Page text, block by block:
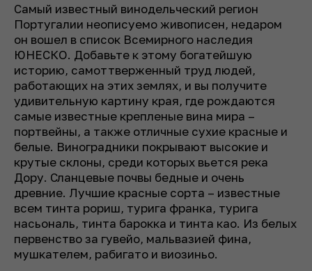
Самый известный винодельческий регион
Португалии неописуемо живописен, недаром
он вошел в список Всемирного наследия
ЮНЕСКО. Добавьте к этому богатейшую
историю, самоттверженный труд людей,
работающих на этих землях, и вы получите
удивительную картину края, где рождаются
самые известные крепленые вина мира –
портвейны, а также отличные сухие красные и
белые. Виноградники покрывают высокие и
крутые склоны, среди которых вьется река
Дору. Сланцевые почвы бедные и очень
древние. Лучшие красные сорта – известные
всем тинта рориш, турига франка, турига
насьональ, тинта барокка и тинта као. Из белых
первенство за гувейо, мальвазией фина,
мушкателем, рабигато и виозиньо.